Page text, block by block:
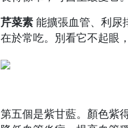
芹菜素 能擴張血管、利尿
在於常吃。別看它不起眼
第五個是紫甘藍。顏色紫